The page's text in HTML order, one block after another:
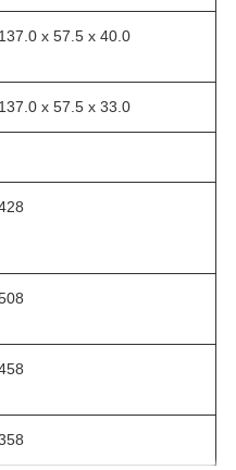
137.0 х 57.5 х 40.0
137.0 х 57.5 х 33.0